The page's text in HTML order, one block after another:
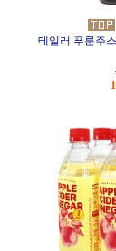
테일러 푸룬주